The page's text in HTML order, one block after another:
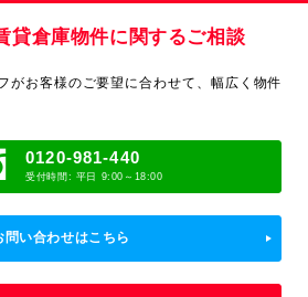
貸倉庫物件に関するご相談
がお客様のご要望に合わせて、 幅広く物件
0120-981-440
受付時間: 平日 9:00～18:00
問い合わせはこちら